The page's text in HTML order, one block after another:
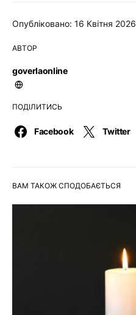
Опубліковано: 16 Квітня 2026
АВТОР
goverlaonline
ПОДІЛИТИСЬ
Facebook Twitter
ВАМ ТАКОЖ СПОДОБАЄТЬСЯ